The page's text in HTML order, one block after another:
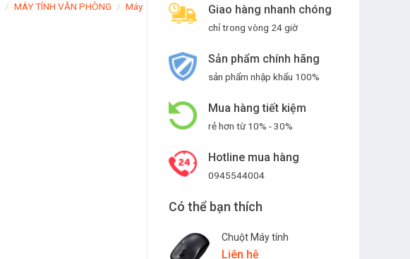
Giao hàng nhanh chóng
chỉ trong vòng 24 giờ
Sản phẩm chính hãng
sản phẩm nhập khẩu 100%
Mua hàng tiết kiệm
rẻ hơn từ 10% - 30%
Hotline mua hàng
0945544004
Có thể bạn thích
Chuột Máy tính
Liên hệ
/ MÁY TÍNH VĂN PHÒNG / Máy